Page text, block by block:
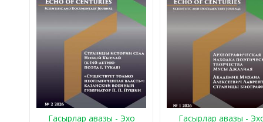
Гасырлар авазы - Эхо Гасырлар авазы -